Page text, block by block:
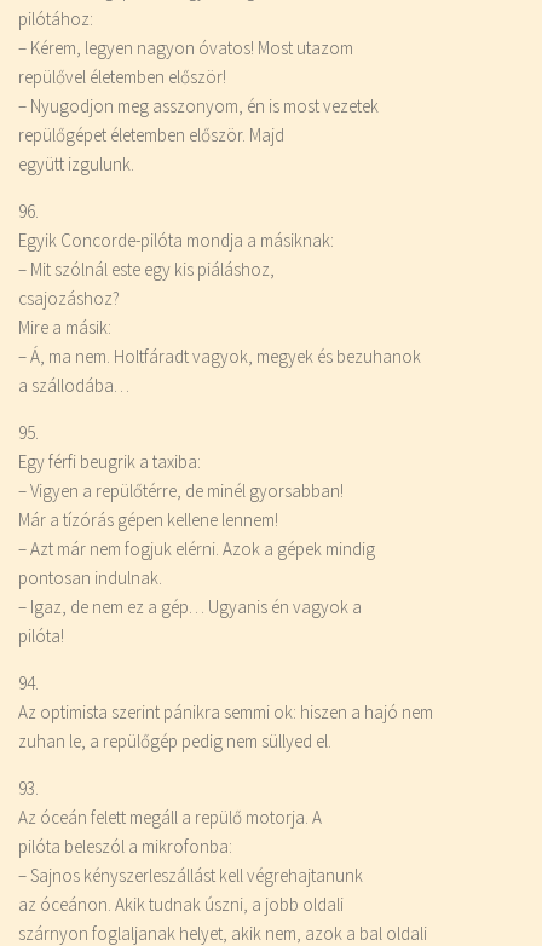
pilótához:
– Kérem, legyen nagyon óvatos! Most utazom
repülővel életemben először!
– Nyugodjon meg asszonyom, én is most vezetek
repülőgépet életemben először. Majd
együtt izgulunk.
96.
Egyik Concorde-pilóta mondja a másiknak:
– Mit szólnál este egy kis piáláshoz,
csajozáshoz?
Mire a másik:
– Á, ma nem. Holtfáradt vagyok, megyek és bezuhanok
a szállodába…
95.
Egy férfi beugrik a taxiba:
– Vigyen a repülőtérre, de minél gyorsabban!
Már a tízórás gépen kellene lennem!
– Azt már nem fogjuk elérni. Azok a gépek mindig
pontosan indulnak.
– Igaz, de nem ez a gép… Ugyanis én vagyok a
pilóta!
94.
Az optimista szerint pánikra semmi ok: hiszen a hajó nem
zuhan le, a repülőgép pedig nem süllyed el.
93.
Az óceán felett megáll a repülő motorja. A
pilóta beleszól a mikrofonba:
– Sajnos kényszerleszállást kell végrehajtanunk
az óceánon. Akik tudnak úszni, a jobb oldali
szárnyon foglaljanak helyet, akik nem, azok a bal oldali